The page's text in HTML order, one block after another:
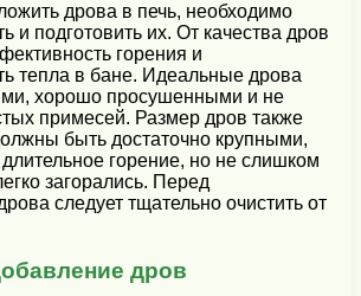
дрова в печь, необходимо
и подготовить их. От качества дров
горения и
тепла в бане. Идеальные дрова
хорошо просушенными и не
примесей. Размер дров также
быть достаточно крупными,
горение, но не слишком
загорались. Перед
следует тщательно очистить от
дров